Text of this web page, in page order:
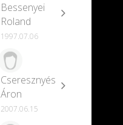
Bessenyei
Roland
1997.07.06
Cseresznyés
Áron
2007.06.15